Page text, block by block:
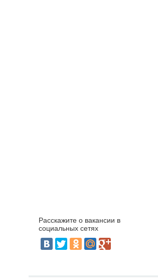
Расскажите о вакансии в
социальных сетях